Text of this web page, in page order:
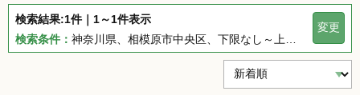
検索結果:1件｜1～1件表示
検索条件： 神奈川県、相模原市中央区、下限なし～上限なし、指定しない、指定なし、指定しない、下限なし～上限なし、指定なし
変更
企業情報
会員登録